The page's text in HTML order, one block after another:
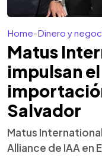
Home-Dinero y
Matus
impulsan
Salvador
Matus
Alliance de IAA en